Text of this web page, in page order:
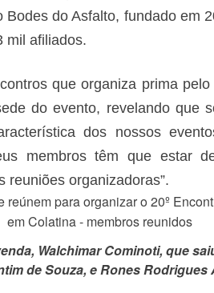
do Asfalto, fundado em
mil afiliados.
que organiza prima
do evento, revelando que
dos nossos
membros têm que estar
reuniões organizadoras”.
Walchimar Cominoti, que
de Souza, e Rones